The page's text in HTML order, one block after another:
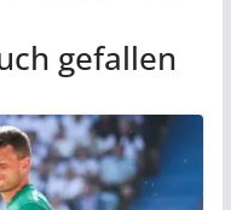
gefallen